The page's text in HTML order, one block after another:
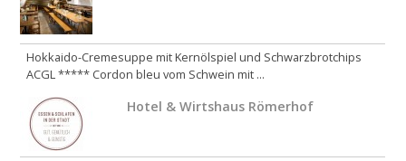
Hokkaido-Cremesuppe mit Kernölspiel und Schwarzbrotchips
ACGL ***** Cordon bleu vom Schwein mit ...
Hotel & Wirtshaus Römerhof